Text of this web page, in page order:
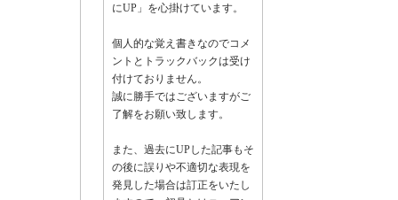
にUP」を心掛けています。
個人的な覚え書きなのでコメ
ントとトラックバックは受け
付けておりません。
誠に勝手ではございますがご
了解をお願い致します。
また、過去にUPした記事もそ
の後に誤りや不適切な表現を
発見した場合は訂正をいたし